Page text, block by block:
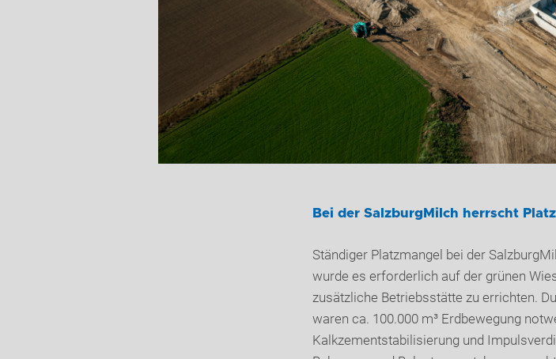
Bei der SalzburgMilch herrscht
Ständiger Platzmangel bei der
wurde es erforderlich auf der grünen
zusätzliche Betriebsstätte zu errichten.
waren ca. 100.000 m³ Erdbewegung
Kalkzementstabilisierung und